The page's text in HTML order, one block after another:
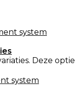
Deze
system